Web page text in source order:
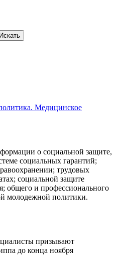
Искать
Медицинское
о социальной защите,
социальных гарантий;
трудовых
социальной защите
общего и профессионального
молодежной политики.
призывают
до конца ноября